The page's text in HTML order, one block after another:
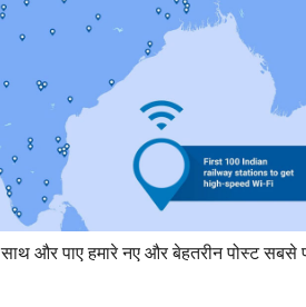
विचारो के कोट्स का संग्रह